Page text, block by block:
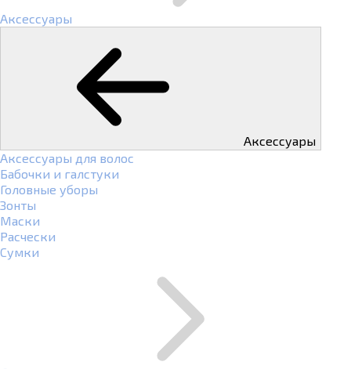
Аксессуары
Аксессуары
Аксессуары для волос
Бабочки и галстуки
Головные уборы
Зонты
Маски
Расчески
Сумки